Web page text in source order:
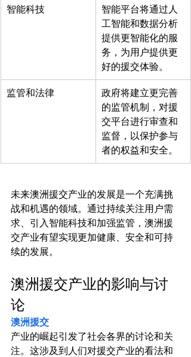
智能科技
智能平台将通过人
工智能和数据分析
提供更智能化的服
务，为用户提供更
好的援交体验。
监管和法律
政府将建立更完善
的监管机制，对援
交平台进行审查和
监督，以保护参与
者的权益和安全。
未来澳洲援交产业的发展是一个充满挑
战和机遇的领域。通过持续关注用户需
求、引入智能科技和加强监管，澳洲援
交产业有望实现更加健康、安全和可持
澳洲援交产业的影响与讨
论
澳洲援交
产业的崛起引发了社会各界的讨论和关
注。这涉及到人们对援交产业的看法和